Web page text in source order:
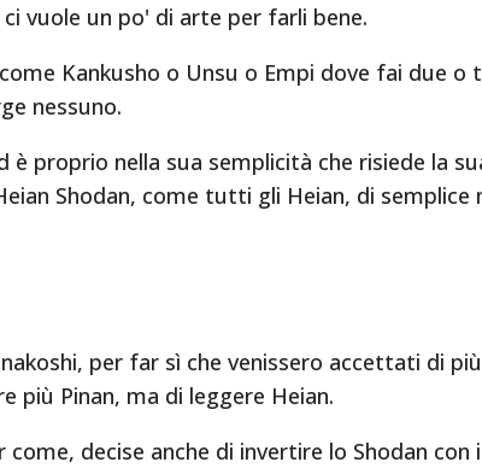
vuole un po' di arte per farli bene.
Kankusho o Unsu o Empi dove fai due
nessuno.
è proprio nella sua semplicità che risiede la
Shodan, come tutti gli Heian, di semplice
per far sì che venissero accettati di
più Pinan, ma di leggere Heian.
come, decise anche di invertire lo Shodan